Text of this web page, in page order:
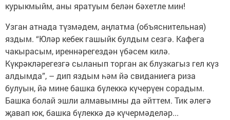
курыкмыйм, аны яратуым белән бәхетле мин!
Узган атнада түзмәдем, аңлатма (объяснительная)
яздым. “Юләр кебек гашыйк булдым сезгә. Кафега
чакырасым, иреннәрегездән үбәсем килә.
Күкрәкләрегезгә сыланып торган ак блузкагыз гел күз
алдымда”, – дип яздым һәм йә свиданиега риза
булуын, йә мине башка бүлеккә күчерүен сорадым.
Башка болай эшли алмавымны да әйттем. Тик әлегә
җавап юк, башка бүлеккә дә күчермәделәр...